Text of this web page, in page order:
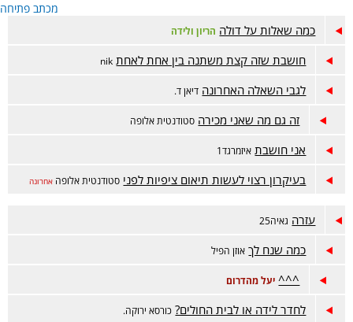
הפורום דתי, נא לכבד את
רגשות הגולשות בסגנון
לפורום אמהות הפתוח-
מכתב פתיחה
כמה שאלות על דולה הריון ולידה
חושבת שזה קצת משתנה בין אחת לאחת nik
לגבי השאלה האחרונה דיאן ד.
זה גם מה שאני מכירה סטודנטית אלופה
אני חושבת איזמרגד1
בעיקרון רצוי לעשות תיאום ציפיות לפני סטודנטית אלופה אחרונה
עזרה גאיה25
כמה שנח לך אוזן הפיל
^^^ יעל מהדרום
לחדר לידה או לבית החולים? כורסא ירוקה.